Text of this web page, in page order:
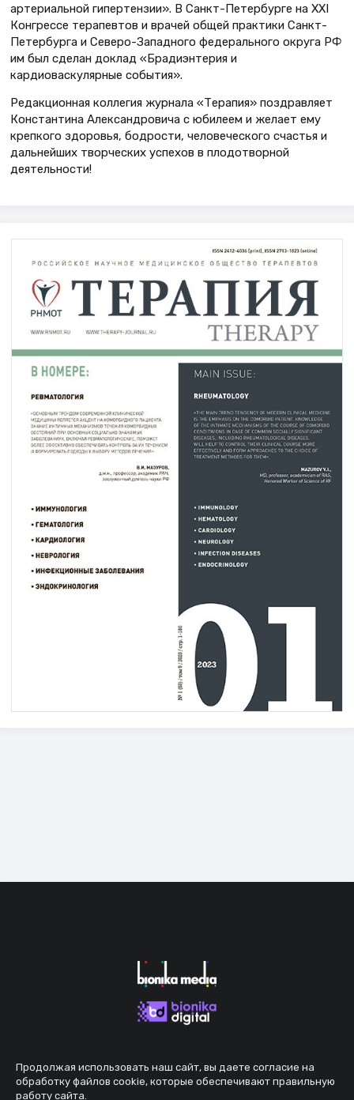
артериальной гипертензии». В Санкт-Петербурге на XXI
Конгрессе терапевтов и врачей общей практики Санкт-
Петербурга и Северо-Западного федерального округа РФ
им был сделан доклад «Брадиэнтерия и
кардиоваскулярные события».
Редакционная коллегия журнала «Терапия» поздравляет
Константина Александровича с юбилеем и желает ему
крепкого здоровья, бодрости, человеческого счастья и
дальнейших творческих успехов в плодотворной
деятельности!
Продолжая использовать наш сайт, вы даете согласие на
обработку файлов cookie, которые обеспечивают правильную
работу сайта.